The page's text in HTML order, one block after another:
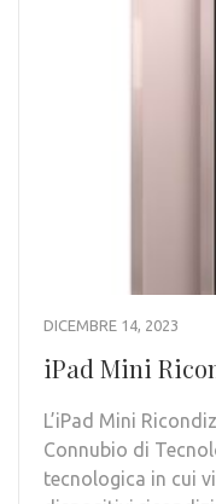
DICEMBRE 14, 2023
iPad Mini
L’iPad Mini
Connubio di
tecnologica in cui